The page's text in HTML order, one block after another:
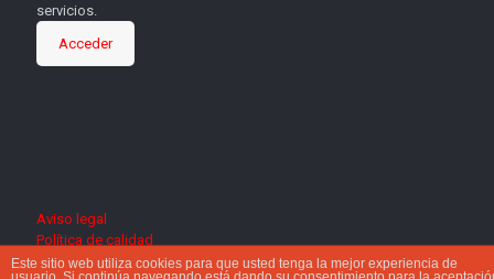
servicios.
Acceder
Aviso legal
Política de calidad
Servicio de referencia
Este sitio web utiliza cookies para que usted tenga la mejor experiencia de